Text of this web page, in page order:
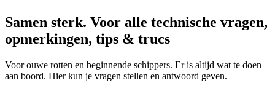
Samen sterk. Voor alle technische vragen,
opmerkingen, tips & trucs
Voor ouwe rotten en beginnende schippers. Er is altijd wat te doen
aan boord. Hier kun je vragen stellen en antwoord geven.